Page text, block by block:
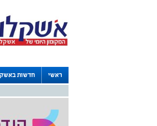
ראשי חדשות